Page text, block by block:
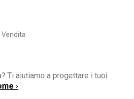
Ti aiutiamo a progettare i tuoi
›